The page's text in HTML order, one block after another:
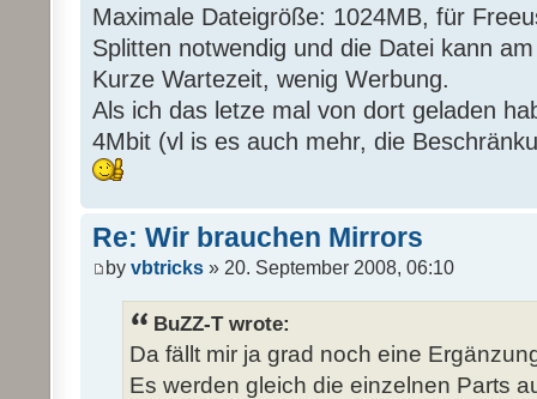
Maximale Dateigröße: 1024MB, für
Splitten notwendig und die Datei kann
Kurze Wartezeit, wenig Werbung.
Als ich das letze mal von dort geladen
4Mbit (vl is es auch mehr, die
Re: Wir brauchen Mirrors
by vbtricks » 20. September 2008, 06:10
BuZZ-T wrote:
Da fällt mir ja grad noch eine
Es werden gleich die einzelnen Parts